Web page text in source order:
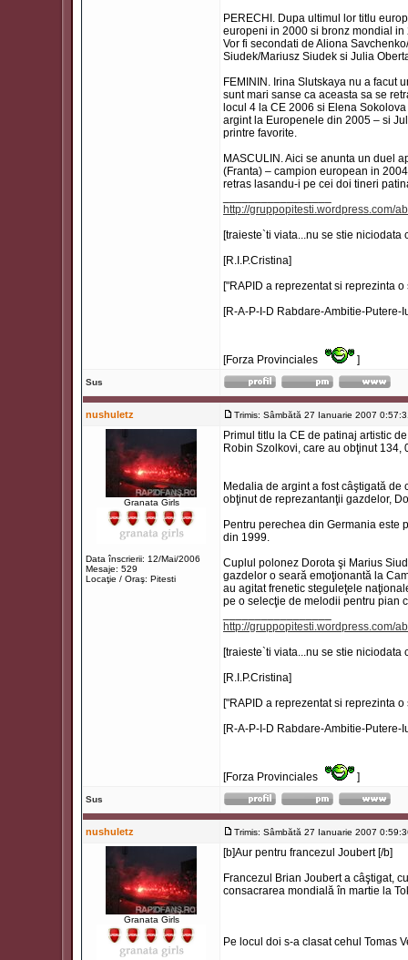
PERECHI. Dupa ultimul lor titlu
europeni in 2000 si bronz mondial
Vor fi secondati de Aliona
Siudek/Mariusz Siudek si Julia
FEMININ. Irina Slutskaya nu a facut
sunt mari sanse ca aceasta sa se
locul 4 la CE 2006 si Elena
argint la Europenele din 2005 – si
printre favorite.
MASCULIN. Aici se anunta un duel
(Franta) – campion european in
retras lasandu-i pe cei doi tineri
http://gruppopitesti.wordpress.com/
[traieste`ti viata...nu se stie niciodata
[R.I.P.Cristina]
["RAPID a reprezentat si reprezinta
[R-A-P-I-D Rabdare-Ambitie-Putere-
[Forza Provinciales ]
Sus
nushuletz Trimis: Sâmbătă 27 Ianuarie 2007
Granata Girls
Data înscrierii: 12/Mai/2006
Mesaje: 529
Locaţie / Oraş: Pitesti
Primul titlu la CE de patinaj artistic
Robin Szolkovi, care au obţinut
Medalia de argint a fost câştigată
obţinut de reprezantanţii gazdelor,
Pentru perechea din Germania este
din 1999.
Cuplul polonez Dorota şi Marius
gazdelor o seară emoţionantă la
au agitat frenetic steguleţele
pe o selecţie de melodii pentru pian
http://gruppopitesti.wordpress.com/
[traieste`ti viata...nu se stie niciodata
[R.I.P.Cristina]
["RAPID a reprezentat si reprezinta
[R-A-P-I-D Rabdare-Ambitie-Putere-
[Forza Provinciales ]
Sus
nushuletz Trimis: Sâmbătă 27 Ianuarie 2007
Granata Girls
[b]Aur pentru francezul Joubert [/b]
Francezul Brian Joubert a câştigat,
consacrarea mondială în martie la
Pe locul doi s-a clasat cehul Tomas